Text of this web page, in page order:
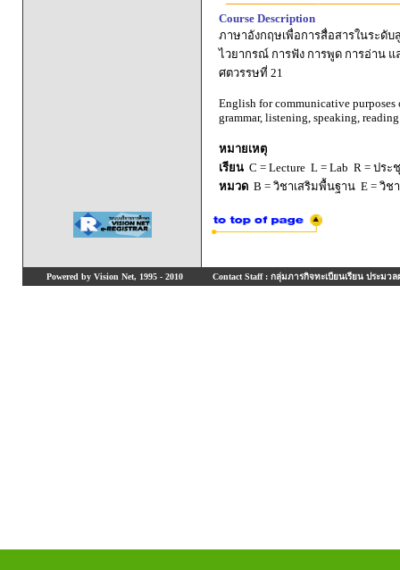
Course Description
ภาษาอังกฤษเพื่อการสื่อสารในระดั
ไวยากรณ์ การฟัง การพูด การอ่าน
ศตวรรษที่ 21
English for communicative
grammar, listening, speaking,
หมายเหตุ
เรียน C = Lecture L = Lab R = ประ
หมวด B = วิชาเสริมพื้นฐาน E = วิช
Powered by Vision Net, 1995 - 2010 Contact Staff : กลุ่มภารกิจทะเบียนเรียน ประมวล